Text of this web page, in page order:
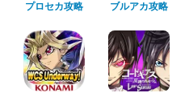
プロセカ攻略 ブルアカ攻略